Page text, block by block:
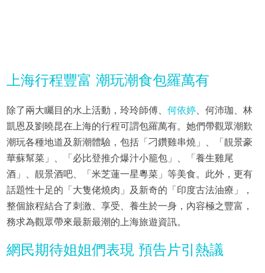
上海行程豐富 潮玩潮食包羅萬有
除了兩大矚目的水上活動，玲玲師傅、 何依婷、何沛珈、林
凱恩及劉曉昆在上海的行程可謂包羅萬有。她們帶觀眾潮歎
潮玩各種地道及新潮體驗，包括「刁鑽雞串燒」、「靚景豪
華蘇幫菜」、「必比登推介爆汁小籠包」、「養生雞尾
酒」、靚景酒吧、「米芝蓮一星粵菜」等美食。此外，更有
話題性十足的「大隻佬燒肉」及新奇的「印度古法油療」，
整個旅程結合了刺激、享受、養生於一身，內容極之豐富，
務求為觀眾帶來最新最潮的上海旅遊資訊。
網民期待姐姐們表現 預告片引熱議